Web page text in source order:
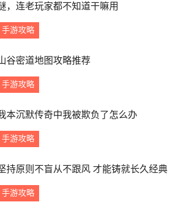
，连老玩家都不知道干嘛用
手游攻略
谷密道地图攻略推荐
手游攻略
本沉默传奇中我被欺负了怎么办
手游攻略
持原则不盲从不跟风 才能铸就长久经典
手游攻略